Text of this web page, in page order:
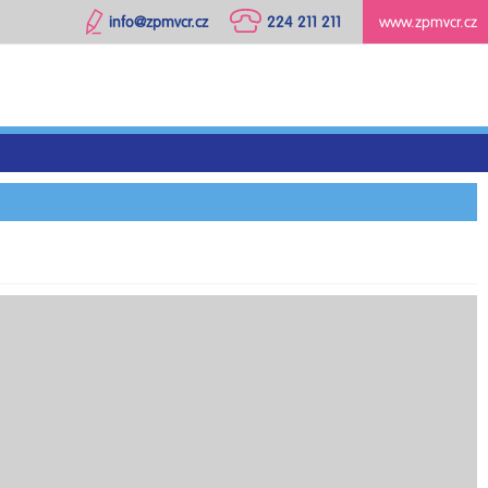
www.zpmvcr.cz
224 211 211
info@zpmvcr.cz